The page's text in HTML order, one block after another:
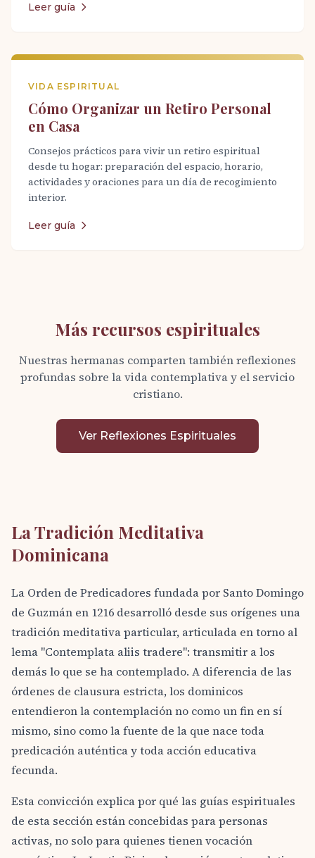
Leer guía
VIDA ESPIRITUAL
Cómo Organizar un Retiro Personal
en Casa
Consejos prácticos para vivir un retiro espiritual
desde tu hogar: preparación del espacio, horario,
actividades y oraciones para un día de recogimiento
interior.
Leer guía
Más recursos espirituales
Nuestras hermanas comparten también reflexiones
profundas sobre la vida contemplativa y el servicio
cristiano.
Ver Reflexiones Espirituales
La Tradición Meditativa
Dominicana
La Orden de Predicadores fundada por Santo Domingo
de Guzmán en 1216 desarrolló desde sus orígenes una
tradición meditativa particular, articulada en torno al
lema "Contemplata aliis tradere": transmitir a los
demás lo que se ha contemplado. A diferencia de las
órdenes de clausura estricta, los dominicos
entendieron la contemplación no como un fin en sí
mismo, sino como la fuente de la que nace toda
predicación auténtica y toda acción educativa
fecunda.
Esta convicción explica por qué las guías espirituales
de esta sección están concebidas para personas
activas, no solo para quienes tienen vocación